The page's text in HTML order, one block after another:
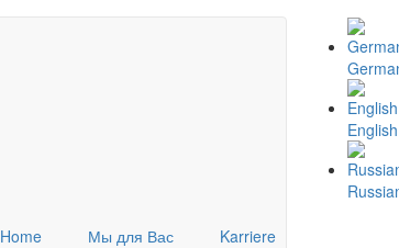
English
Home Мы для Вас Karriere